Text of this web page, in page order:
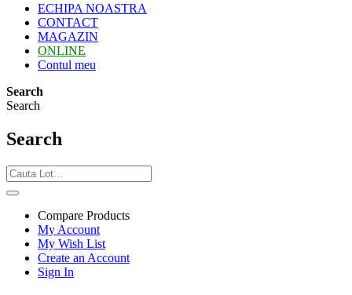
ECHIPA NOASTRA
CONTACT
MAGAZIN
ONLINE
Contul meu
Search
Search
Search
Compare Products
My Account
My Wish List
Create an Account
Sign In